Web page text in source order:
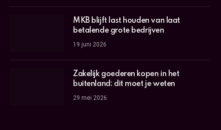
MKB blijft last houden van laat
betalende grote bedrijven
19 juni 2026
Zakelijk goederen kopen in het
buitenland: dit moet je weten
29 mei 2026